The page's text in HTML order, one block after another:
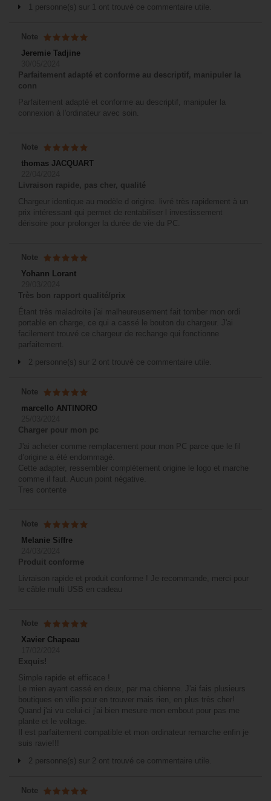
1 personne(s) sur 1 ont trouvé ce commentaire utile.
Note
Jeremie Tadjine
Parfaitement adapté et conforme au descriptif, manipuler la
conn
Parfaitement adapté et conforme au descriptif, manipuler la
connexion à l'ordinateur avec soin.
Note
thomas JACQUART
Livraison rapide, pas cher, qualité
Chargeur identique au modèle d origine. livré très rapidement à un
prix intéressant qui permet de rentabiliser l investissement
dérisoire pour prolonger la durée de vie du PC.
Note
Yohann Lorant
Très bon rapport qualité/prix
Étant très maladroite j'ai malheureusement fait tomber mon ordi
portable en charge, ce qui a cassé le bouton du chargeur. J'ai
facilement trouvé ce chargeur de rechange qui fonctionne
parfaitement.
2 personne(s) sur 2 ont trouvé ce commentaire utile.
Note
marcello ANTINORO
Charger pour mon pc
J'ai acheter comme remplacement pour mon PC parce que le fil
d’origine a été endommagé.
Cette adapter, ressembler complètement origine le logo et marche
comme il faut. Aucun point négative.
Tres contente
Note
Melanie Siffre
Produit conforme
Livraison rapide et produit conforme ! Je recommande, merci pour
le câble multi USB en cadeau
Note
Xavier Chapeau
Exquis!
Simple rapide et efficace !
Le mien ayant cassé en deux, par ma chienne. J'ai fais plusieurs
boutiques en ville pour en trouver mais rien, en plus très cher!
Quand j'ai vu celui-ci j'ai bien mesure mon embout pour pas me
plante et le voltage.
Il est parfaitement compatible et mon ordinateur remarche enfin je
suis ravie!!!
2 personne(s) sur 2 ont trouvé ce commentaire utile.
Note